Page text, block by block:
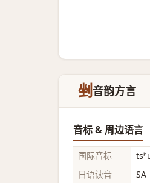
剉 音韵方言
音标 & 周边语言
国际音标
日语读音
SA